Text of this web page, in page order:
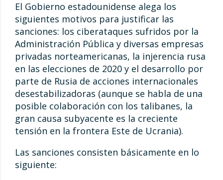
El Gobierno estadounidense alega los
siguientes motivos para justificar las
sanciones: los ciberataques sufridos por la
Administración Pública y diversas empresas
privadas norteamericanas, la injerencia rusa
en las elecciones de 2020 y el desarrollo por
parte de Rusia de acciones internacionales
desestabilizadoras (aunque se habla de una
posible colaboración con los talibanes, la
gran causa subyacente es la creciente
tensión en la frontera Este de Ucrania).
Las sanciones consisten básicamente en lo
siguiente: